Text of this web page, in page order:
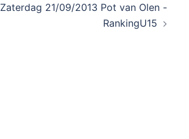
Zaterdag 21/09/2013 Pot van Olen -
RankingU15